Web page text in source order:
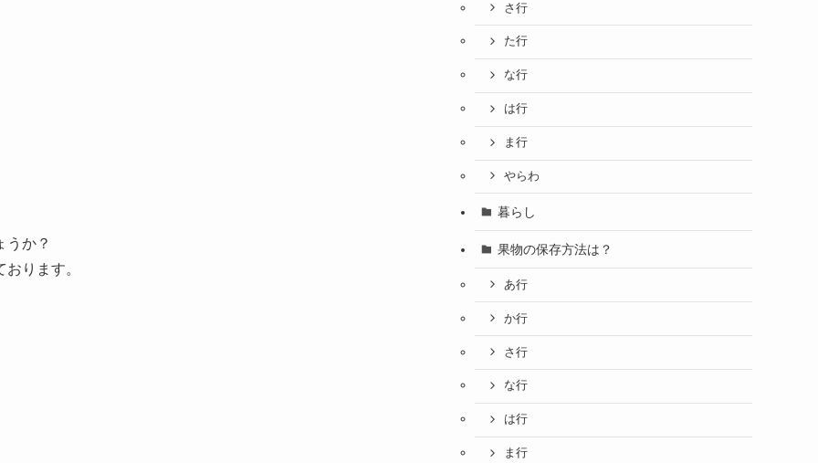
さ行
た行
な行
は行
ま行
やらわ
暮らし
果物の保存方法は？
あ行
か行
さ行
な行
は行
ま行